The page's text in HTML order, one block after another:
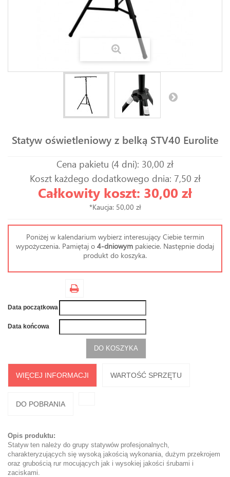
Statyw oświetleniowy z belką STV40 Eurolite
Cena pakietu (4 dni): 30,00 zł
Koszt każdego dodatkowego dnia: 7,50 zł
Całkowity koszt: 30,00 zł
*Kaucja: 50,00 zł
Poniżej w kalendarium wybierz interesujący Ciebie termin
wypożyczenia. Pamiętaj o 4-dniowym pakiecie. Następnie dodaj
produkt do koszyka.
Data początkowa
Data końcowa
DO KOSZYKA
WIĘCEJ INFORMACJI WARTOŚĆ SPRZĘTU
DO POBRANIA
Opis produktu:
Statyw ten należy do grupy statywów profesjonalnych,
charakteryzujących się wysoką jakością wykonania, dużym przekrojem
oraz grubością rur mocujących jak i wysokiej jakości śrubami i
zaciskami.